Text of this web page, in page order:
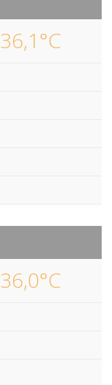
36,1°C
36,0°C